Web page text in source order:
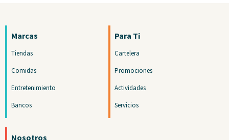
Marcas
Tiendas
Comidas
Entretenimiento
Bancos
Para Ti
Cartelera
Promociones
Actividades
Servicios
Nosotros